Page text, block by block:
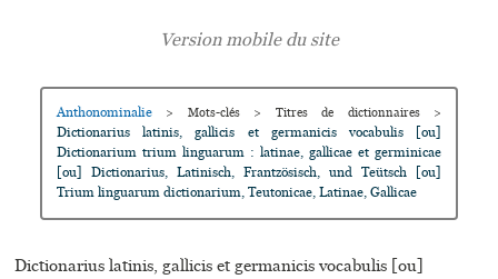
Anthonominalie > Mots-clés > Titres de dictionnaires >
Dictionarius latinis, gallicis et germanicis vocabulis [ou]
Dictionarium trium linguarum : latinae, gallicae et germinicae
[ou] Dictionarius, Latinisch, Frantzösisch, und Teütsch [ou]
Trium linguarum dictionarium, Teutonicae, Latinae, Gallicae
Dictionarius latinis, gallicis et germanicis vocabulis [ou]